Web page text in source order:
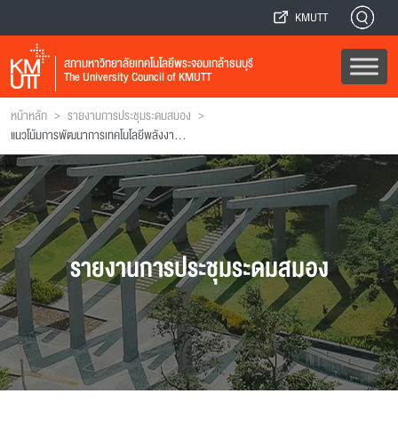
KMUTT
สภามหาวิทยาลัยเทคโนโลยีพระจอมเกล้าธนบุรี
The University Council of KMUTT
หน้าหลัก > รายงานการประชุมระดมสมอง >
แนวโน้มการพัฒนาการเทคโนโลยีพลังงานและบทบาททาง วทน. ด้านพลังงานของ มจธ. ในการพัฒนาเศรษฐกิจและสังคมของประเทศ
รายงานการประชุมระดมสมอง